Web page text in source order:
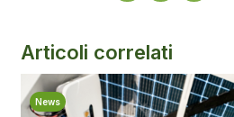
Articoli correlati
News